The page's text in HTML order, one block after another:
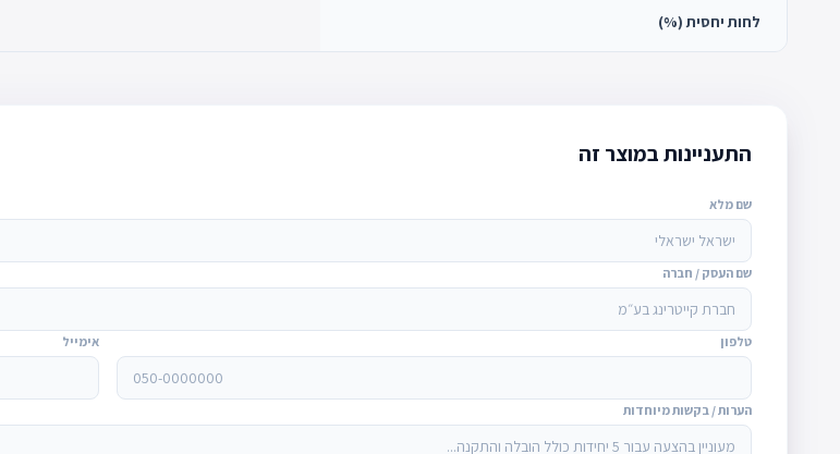
לחות יחסית (%)
התעניינות במוצר זה
שם מלא
שם העסק / חברה
טלפון אימייל
הערות / בקשות מיוחדות